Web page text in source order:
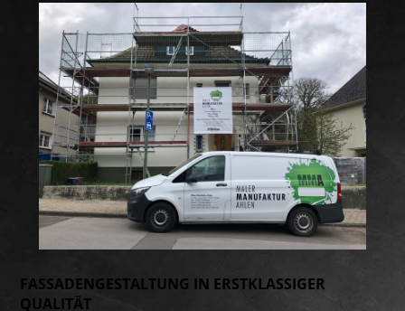
FASSADENGESTALTUNG IN ERSTKLASSIGER
QUALITÄT